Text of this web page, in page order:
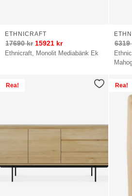
Ethnicraft, Monolit Mediabänk Ek
ETHNICRAFT
17690kr 15921 kr 6319
Rea! Rea!